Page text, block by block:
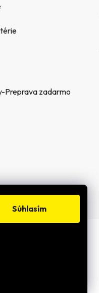
Súhlasím
Preprava zadarmo